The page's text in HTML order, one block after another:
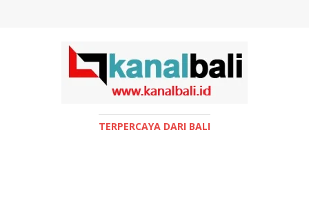
TERPERCAYA DARI BALI